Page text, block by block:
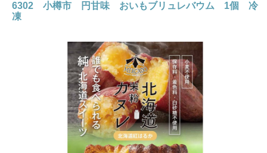
6302 小樽市 円甘味 おいもブリュレバウム 1個 冷
凍